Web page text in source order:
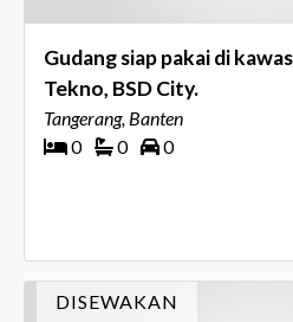
Gudang siap pakai di
Tekno, BSD City.
Tangerang, Banten
0
0 0
DISEWAKAN